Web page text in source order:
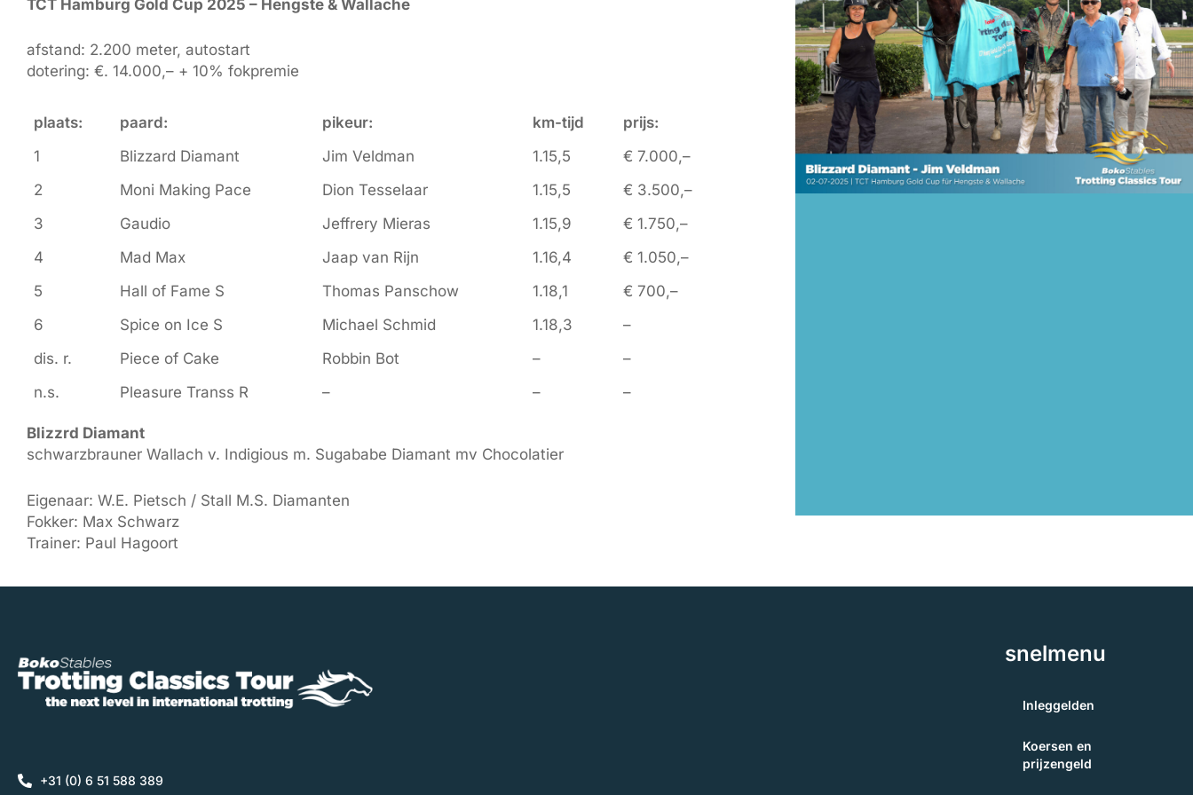
TCT Hamburg Gold Cup 2025 – Hengste & Wallache
afstand: 2.200 meter, autostart
dotering: €. 14.000,– + 10% fokpremie
plaats: paard: pikeur: km-tijd
prijs:
1
Blizzard Diamant Jim Veldman 1.15,5
€ 7.000,–
2
Moni Making Pace Dion Tesselaar 1.15,5
€ 3.500,–
3
Gaudio Jeffrery Mieras 1.15,9
€ 1.750,–
4
Mad Max Jaap van Rijn 1.16,4
€ 1.050,–
5
Hall of Fame S Thomas Panschow 1.18,1
€ 700,–
6
Spice on Ice S Michael Schmid 1.18,3
–
dis. r.
Piece of Cake Robbin Bot –
–
n.s.
Pleasure Transs R – – –
Blizzrd Diamant
schwarzbrauner Wallach v. Indigious m. Sugababe Diamant mv Chocolatier
Eigenaar: W.E. Pietsch / Stall M.S. Diamanten
Fokker: Max Schwarz
Trainer: Paul Hagoort
+31 (0) 6 51 588 389
snelmenu
Inleggelden
Koersen en
prijzengeld